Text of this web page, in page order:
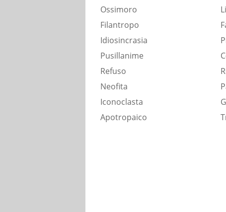
Ossimoro
Filantropo
Idiosincrasia
Pusillanime
Refuso
Neofita
Iconoclasta
Apotropaico